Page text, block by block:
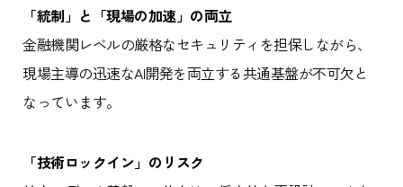
「統制」と「現場の加速」の両立
金融機関レベルの厳格なセキュリティを担保しながら、
現場主導の迅速なAI開発を両立する共通基盤が不可欠と
なっています。
「技術ロックイン」のリスク